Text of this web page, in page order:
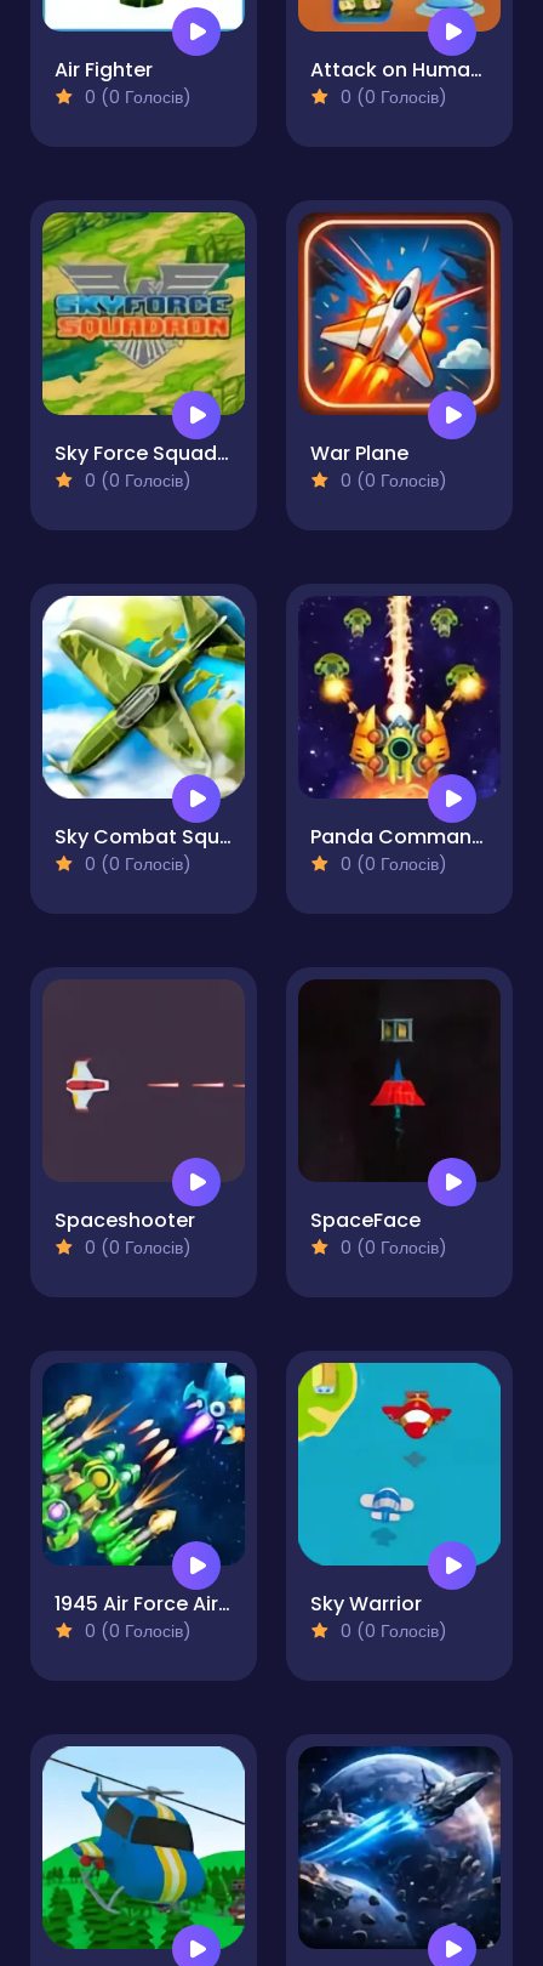
Air Fighter
0 (0 Голосів)
Attack on Humans
0 (0 Голосів)
Sky Force Squadron
0 (0 Голосів)
War Plane
0 (0 Голосів)
Sky Combat Squadron Battle
0 (0 Голосів)
Panda Commander Air Combat
0 (0 Голосів)
Spaceshooter
0 (0 Голосів)
SpaceFace
0 (0 Голосів)
1945 Air Force Airplane
0 (0 Голосів)
Sky Warrior
0 (0 Голосів)